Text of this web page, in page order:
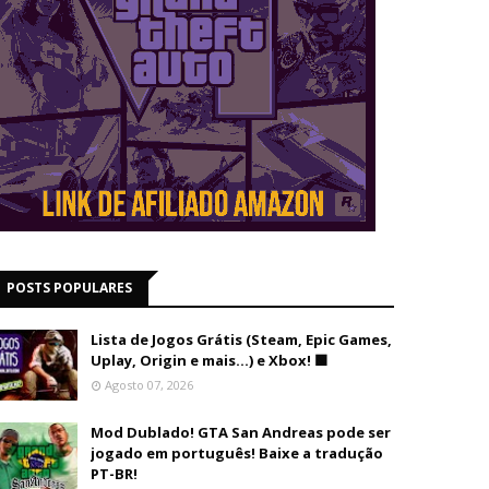
POSTS POPULARES
Lista de Jogos Grátis (Steam, Epic Games,
Uplay, Origin e mais...) e Xbox! 🟩
Agosto 07, 2026
Mod Dublado! GTA San Andreas pode ser
jogado em português! Baixe a tradução
PT-BR!